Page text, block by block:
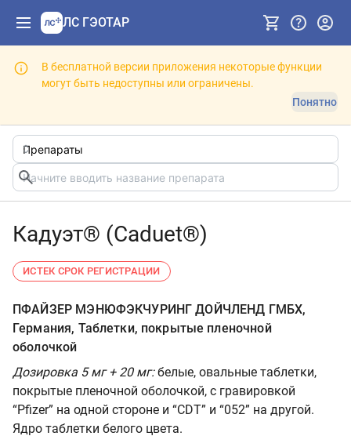
ЛС ГЭОТАР
В бесплатной версии приложения некоторые функции
могут быть недоступны или ограничены.
Понятно
Кадуэт® (Caduet®)
ИСТЕК СРОК РЕГИСТРАЦИИ
ПФАЙЗЕР МЭНЮФЭКЧУРИНГ ДОЙЧЛЕНД ГМБХ,
Германия, Таблетки, покрытые пленочной
оболочкой
Дозировка 5 мг + 20 мг:белые, овальные таблетки,
покрытые пленочной оболочкой, с гравировкой
“Pfizer” на одной стороне и “CDT” и “052” на другой.
Ядро таблетки белого цвета.